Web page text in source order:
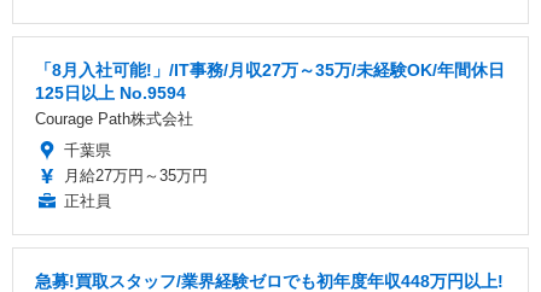
「8月入社可能!」/IT事務/月収27万～35万/未経験OK/年間休日
125日以上 No.9594
Courage Path株式会社
千葉県
月給27万円～35万円
正社員
急募!買取スタッフ/業界経験ゼロでも初年度年収448万円以上!